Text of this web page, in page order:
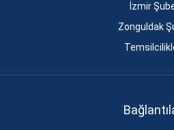
İzmir
Zonguldak